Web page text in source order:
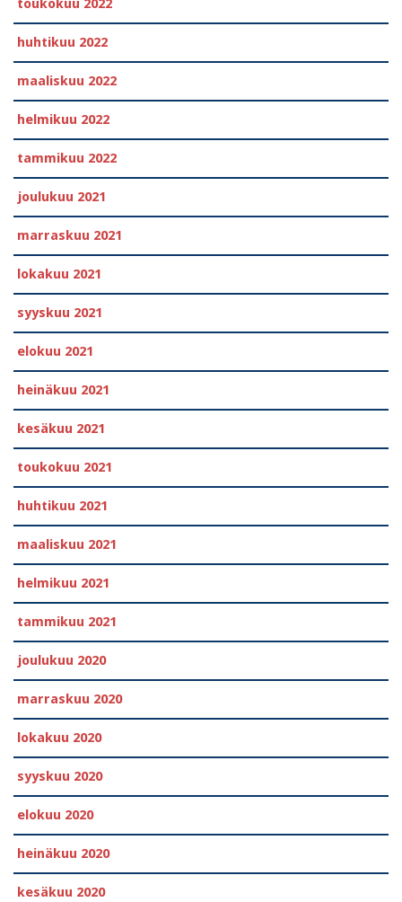
toukokuu 2022
huhtikuu 2022
maaliskuu 2022
helmikuu 2022
tammikuu 2022
joulukuu 2021
marraskuu 2021
lokakuu 2021
syyskuu 2021
elokuu 2021
heinäkuu 2021
kesäkuu 2021
toukokuu 2021
huhtikuu 2021
maaliskuu 2021
helmikuu 2021
tammikuu 2021
joulukuu 2020
marraskuu 2020
lokakuu 2020
syyskuu 2020
elokuu 2020
heinäkuu 2020
kesäkuu 2020